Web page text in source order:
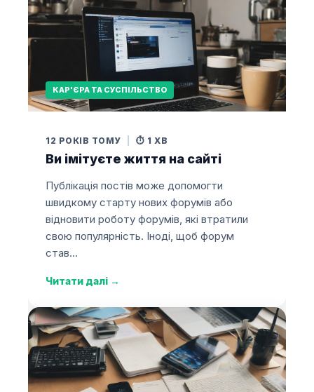
КАР'ЄРА ТА СУСПІЛЬСТВО
12 РОКІВ ТОМУ ⏱️ 1 ХВ
Ви імітуєте життя на сайті
Публікація постів може допомогти
швидкому старту нових форумів або
відновити роботу форумів, які втратили
свою популярність. Іноді, щоб форум
став…
Читати далі →